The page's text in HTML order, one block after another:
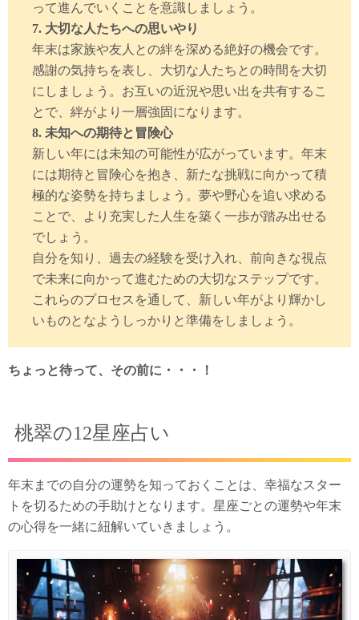
って進んでいくことを意識しましょう。
7. 大切な人たちへの思いやり
年末は家族や友人との絆を深める絶好の機会です。
感謝の気持ちを表し、大切な人たちとの時間を大切
にしましょう。お互いの近況や思い出を共有するこ
とで、絆がより一層強固になります。
8. 未知への期待と冒険心
新しい年には未知の可能性が広がっています。年末
には期待と冒険心を抱き、新たな挑戦に向かって積
極的な姿勢を持ちましょう。夢や野心を追い求める
ことで、より充実した人生を築く一歩が踏み出せる
でしょう。
自分を知り、過去の経験を受け入れ、前向きな視点
で未来に向かって進むための大切なステップです。
これらのプロセスを通して、新しい年がより輝かし
いものとなようしっかりと準備をしましょう。
ちょっと待って、その前に・・・！
桃翠の12星座占い
年末までの自分の運勢を知っておくことは、幸福なスター
トを切るための手助けとなります。星座ごとの運勢や年末
の心得を一緒に紐解いていきましょう。